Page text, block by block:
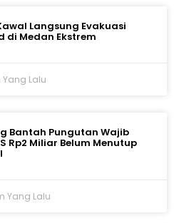
Langsung Evakuasi
di Medan Ekstrem
Yang Lalu
Bantah Pungutan Wajib
Rp2 Miliar Belum Menutup
Yang Lalu